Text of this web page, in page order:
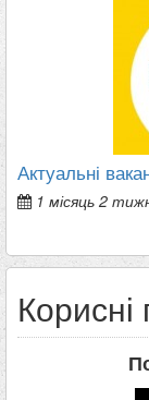
Актуальні
1 місяць 2